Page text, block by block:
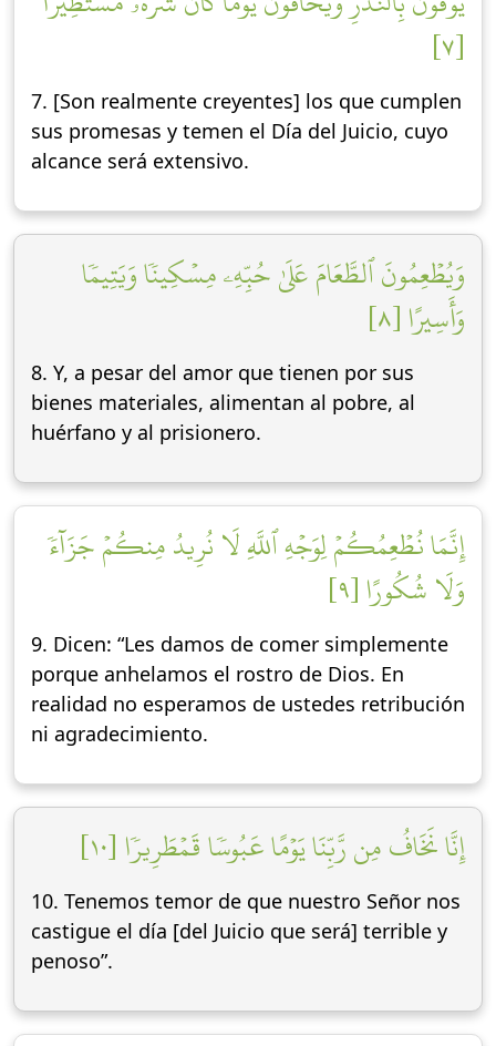
[٧]
7. [Son realmente creyentes] los que cumplen
sus promesas y temen el Día del Juicio, cuyo
alcance será extensivo.
وَيُطۡعِمُونَ ٱلطَّعَامَ عَلَىٰ حُبِّهِۦ مِسۡكِينٗا وَيَتِيمٗا
وَأَسِيرًا [٨]
8. Y, a pesar del amor que tienen por sus
bienes materiales, alimentan al pobre, al
huérfano y al prisionero.
إِنَّمَا نُطۡعِمُكُمۡ لِوَجۡهِ ٱللَّهِ لَا نُرِيدُ مِنكُمۡ جَزَآءٗ
وَلَا شُكُورًا [٩]
9. Dicen: “Les damos de comer simplemente
porque anhelamos el rostro de Dios. En
realidad no esperamos de ustedes retribución
ni agradecimiento.
إِنَّا نَخَافُ مِن رَّبِّنَا يَوۡمًا عَبُوسٗا قَمۡطَرِيرٗا [١٠]
10. Tenemos temor de que nuestro Señor nos
castigue el día [del Juicio que será] terrible y
penoso”.